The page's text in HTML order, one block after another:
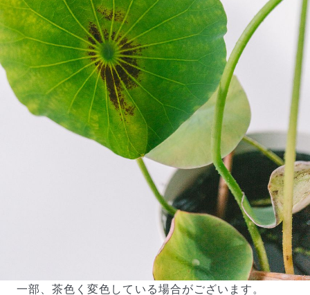
一部、茶色く変色している場合がございます。